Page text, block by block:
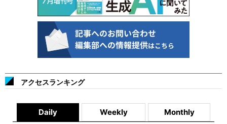
アクセスランキング
Daily Weekly Monthly